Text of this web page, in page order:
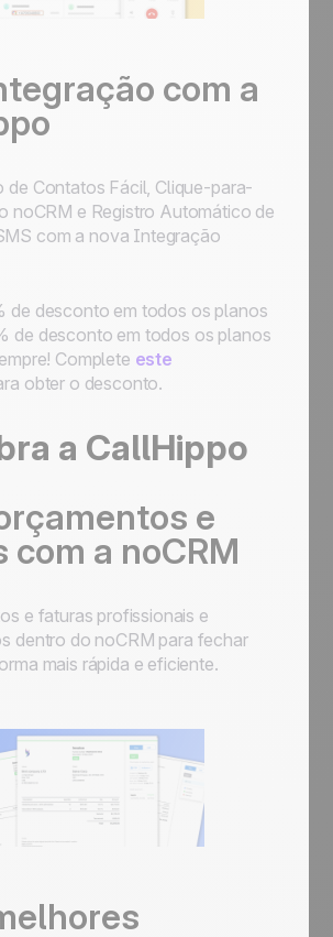
com a
de Contatos Fácil, Clique-para-
noCRM e Registro Automático de
com a nova Integração
de desconto em todos os planos
de desconto em todos os planos
Complete este
obter o desconto.
a CallHippo
e
com a noCRM
e faturas profissionais e
dentro do noCRM para fechar
mais rápida e eficiente.